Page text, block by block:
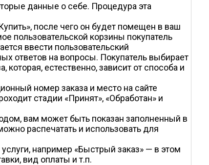
данные о себе. Процедура эта
после чего он будет помещен в ваш
пользовательской корзины покупатель
ввести пользовательский
ответов на вопросы. Покупатель выбирает
естественно, зависит от способа и
номер заказа и место на сайте
стадии «Принят», «Обработан» и
вам может быть показан заполненный в
распечатать и использовать для
например «Быстрый заказ» — в этом
вид оплаты и т.п.